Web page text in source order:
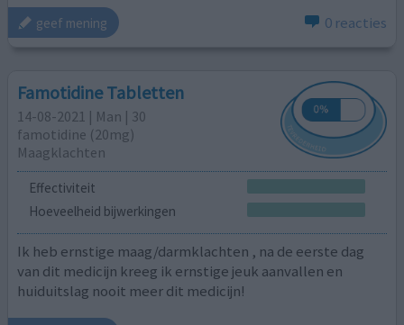
geef mening 0 reacties
Famotidine Tabletten
14-08-2021 | Man | 30
famotidine (20mg)
Maagklachten
Effectiviteit
Hoeveelheid bijwerkingen
Ik heb ernstige maag/darmklachten , na de eerste dag
van dit medicijn kreeg ik ernstige jeuk aanvallen en
huiduitslag nooit meer dit medicijn!